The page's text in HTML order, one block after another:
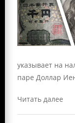
указывает на
паре Доллар
Читать далее